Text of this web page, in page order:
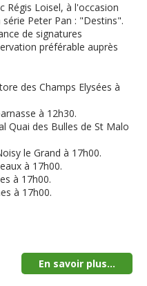
Régis Loisel, à l'occasion
Peter Pan : "Destins".
de signatures
préférable auprès
des Champs Elysées à
à 12h30.
Quai des Bulles de St Malo
le Grand à 17h00.
à 17h00.
à 17h00.
à 17h00.
En savoir plus...